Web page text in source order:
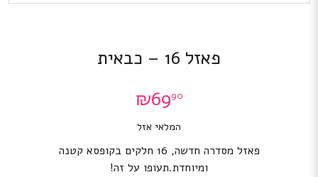
פאזל 16 – כבאית
₪6990
המלאי אזל
פאזל מסדרה חדשה, 16 חלקים בקופסא קטנה
ומיוחדת.תעופו על זה!